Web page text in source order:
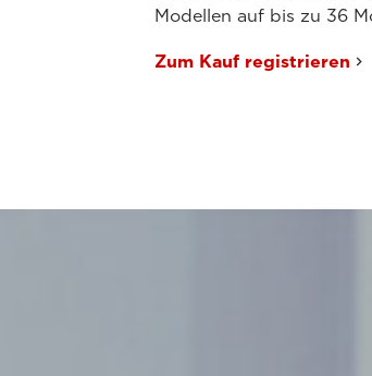
Modellen auf bis zu 36
Zum Kauf registrieren